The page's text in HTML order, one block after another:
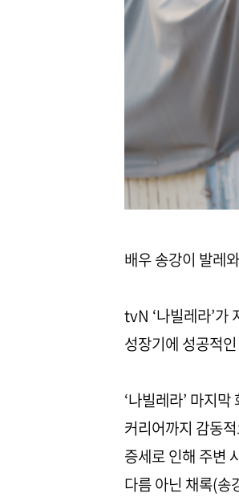
배우 송강이 발레
tvN ‘나빌레라’가
성장기에 성공적
‘나빌레라’ 마지
커리어까지 감동
증세로 인해 주변
다름 아닌 채록(송